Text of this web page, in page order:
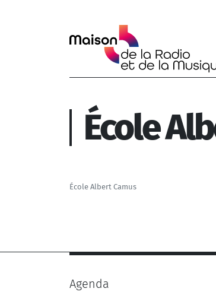
École
École Albert Camus
Agenda